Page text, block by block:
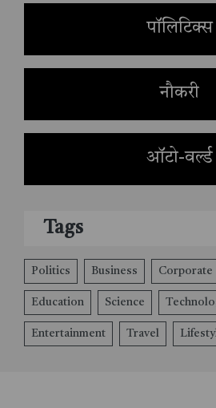
पॉलिटिक्स
नौकरी
ऑटो-वर्ल्ड
Tags
Politics Business Corporate
Education Science
Entertainment Travel